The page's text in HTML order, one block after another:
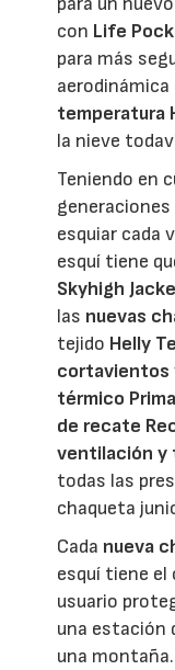
con Life
para más
temperatura
la nieve
Teniendo en
esquiar cada
esquí tiene
Skyhigh
las nuevas
tejido Helly
cortavientos
térmico
de recate
ventilación y
todas las
chaqueta
Cada nueva
esquí tiene
usuario
una estación
una